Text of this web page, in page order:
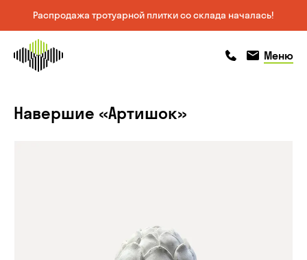
Распродажа тротуарной плитки со склада началась!
На главную
страницу
позвонить
позвонить
Меню
Навершие «Артишок»